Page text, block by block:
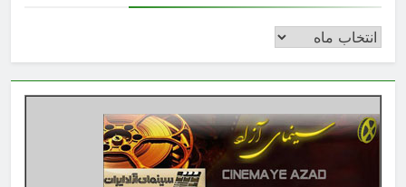
بایگانی
اساس
تقویم
میلادی